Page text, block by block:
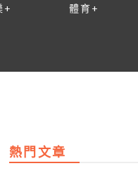
+ 體育+
熱門文章